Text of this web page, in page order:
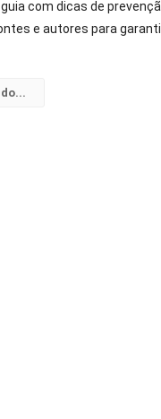
com dicas de
e autores para